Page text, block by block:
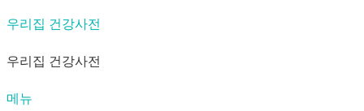
내
으
우리집 건강사전
우리집 건강사전
메뉴